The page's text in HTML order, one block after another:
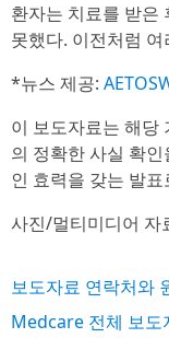
환자는 치료를 받은
못했다. 이전처럼
*뉴스 제공:
이 보도자료는 해당
의 정확한 사실 확
인 효력을 갖는 발
사진/멀티미디어 자
보도자료 연락처와
Medcare 전체 보도